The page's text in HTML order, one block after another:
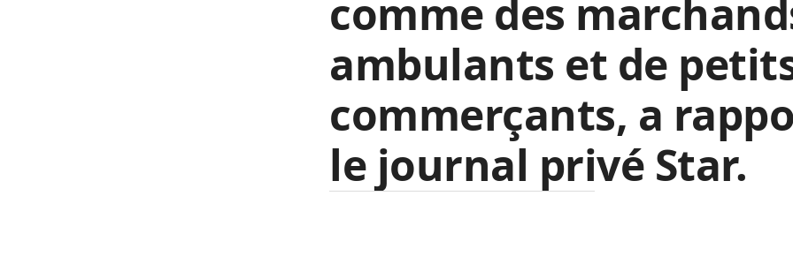
comme des
ambulants et de
commerçants, a
le journal privé Star.